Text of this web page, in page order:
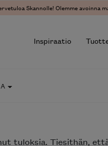
Skannolle! Olemme avoinna
Inspiraatio
tuloksia. Tiesithän,